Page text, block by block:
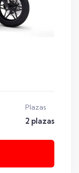
Plazas
2 plazas